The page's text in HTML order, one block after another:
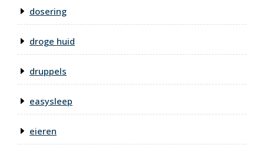
dosering
droge huid
druppels
easysleep
eieren